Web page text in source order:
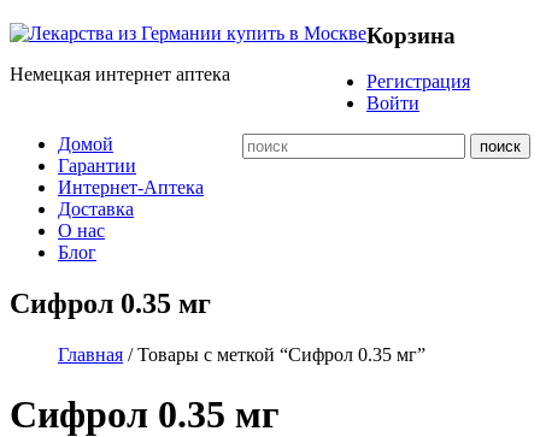
Немецкая интернет аптека
Корзина
Регистрация
Войти
Домой
Гарантии
Интернет-Аптека
Доставка
О нас
Блог
Сифрол 0.35 мг
Главная / Товары с меткой “Сифрол 0.35 мг”
Сифрол 0.35 мг